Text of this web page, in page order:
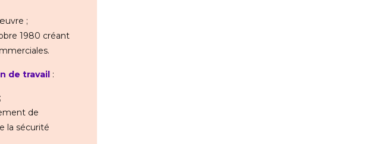
;
1980 créant
de travail :
de
la sécurité